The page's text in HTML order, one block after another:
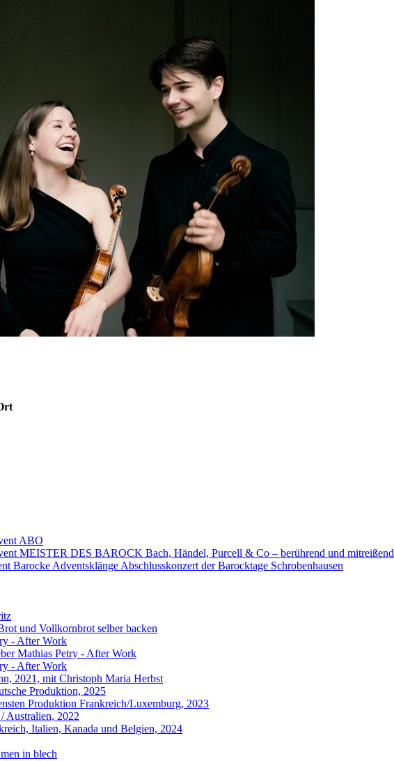
ABO
MEISTER DES BAROCK Bach, Händel, Purcell & Co – berührend und mitreißend
Barocke Adventsklänge Abschlusskonzert der Barocktage Schrobenhausen
und Vollkornbrot selber backen
- After Work
Mathias Petry - After Work
- After Work
2021, mit Christoph Maria Herbst
Produktion, 2025
Produktion Frankreich/Luxemburg, 2023
Australien, 2022
Italien, Kanada und Belgien, 2024
in blech